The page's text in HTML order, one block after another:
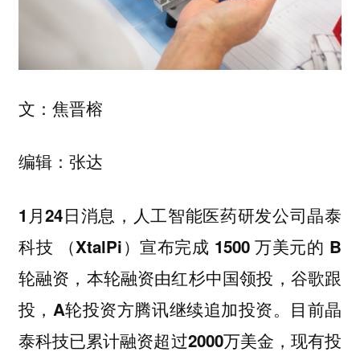
文：焦晋榕
编辑：张达
1月24日消息，人工智能医药研发公司晶泰
科技 （XtalPi）宣布完成 1500 万美元的 B
轮融资，本轮融资由红杉中国领投，谷歌跟
投，A轮投资方腾讯继续追加投资。目前晶
泰科技已累计融资超过2000万美金，现有投